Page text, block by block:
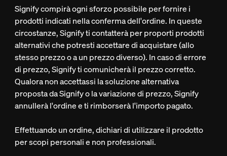
Signify compirà ogni sforzo possibile per fornire i
prodotti indicati nella conferma dell'ordine. In queste
circostanze, Signify ti contatterà per proporti prodotti
alternativi che potresti accettare di acquistare (allo
stesso prezzo o a un prezzo diverso). In caso di errore
di prezzo, Signify ti comunicherà il prezzo corretto.
Qualora non accettassi la soluzione alternativa
proposta da Signify o la variazione di prezzo, Signify
annullerà l'ordine e ti rimborserà l'importo pagato.
Effettuando un ordine, dichiari di utilizzare il prodotto
per scopi personali e non professionali.